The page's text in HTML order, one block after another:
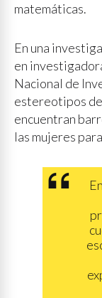
matemáticas.
En una
en
Nacional de
estereotipos de
encuentran
las mujeres